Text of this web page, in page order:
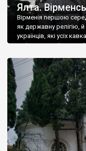
Ялта.
Вірменія першою
як державну релігію,
українців, які усіх
є відданими вірянами